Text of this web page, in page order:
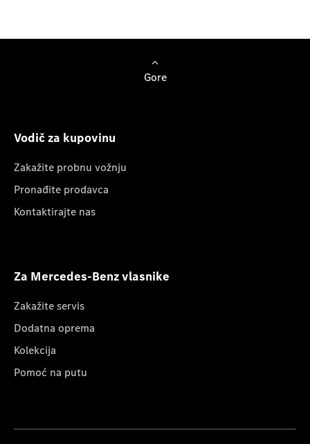
Gore
Vodič za kupovinu
Zakažite probnu vožnju
Pronađite prodavca
Kontaktirajte nas
Za Mercedes-Benz vlasnike
Zakažite servis
Dodatna oprema
Kolekcija
Pomoć na putu